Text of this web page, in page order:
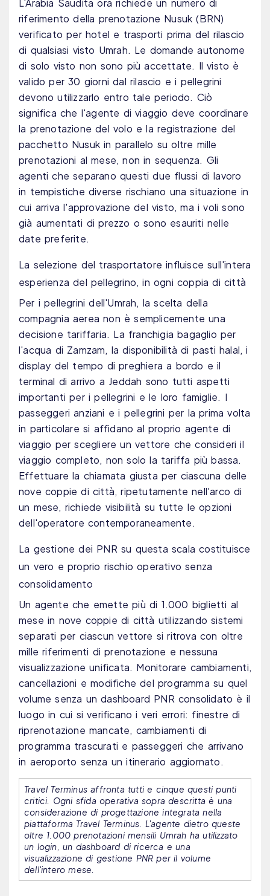
L'Arabia Saudita ora richiede un numero di
riferimento della prenotazione Nusuk (BRN)
verificato per hotel e trasporti prima del rilascio
di qualsiasi visto Umrah. Le domande autonome
di solo visto non sono più accettate. Il visto è
valido per 30 giorni dal rilascio e i pellegrini
devono utilizzarlo entro tale periodo. Ciò
significa che l'agente di viaggio deve coordinare
la prenotazione del volo e la registrazione del
pacchetto Nusuk in parallelo su oltre mille
prenotazioni al mese, non in sequenza. Gli
agenti che separano questi due flussi di lavoro
in tempistiche diverse rischiano una situazione in
cui arriva l'approvazione del visto, ma i voli sono
già aumentati di prezzo o sono esauriti nelle
date preferite.
La selezione del trasportatore influisce sull'intera
esperienza del pellegrino, in ogni coppia di città
Per i pellegrini dell'Umrah, la scelta della
compagnia aerea non è semplicemente una
decisione tariffaria. La franchigia bagaglio per
l'acqua di Zamzam, la disponibilità di pasti halal, i
display del tempo di preghiera a bordo e il
terminal di arrivo a Jeddah sono tutti aspetti
importanti per i pellegrini e le loro famiglie. I
passeggeri anziani e i pellegrini per la prima volta
in particolare si affidano al proprio agente di
viaggio per scegliere un vettore che consideri il
viaggio completo, non solo la tariffa più bassa.
Effettuare la chiamata giusta per ciascuna delle
nove coppie di città, ripetutamente nell'arco di
un mese, richiede visibilità su tutte le opzioni
dell'operatore contemporaneamente.
La gestione dei PNR su questa scala costituisce
un vero e proprio rischio operativo senza
consolidamento
Un agente che emette più di 1.000 biglietti al
mese in nove coppie di città utilizzando sistemi
separati per ciascun vettore si ritrova con oltre
mille riferimenti di prenotazione e nessuna
visualizzazione unificata. Monitorare cambiamenti,
cancellazioni e modifiche del programma su quel
volume senza un dashboard PNR consolidato è il
luogo in cui si verificano i veri errori: finestre di
riprenotazione mancate, cambiamenti di
programma trascurati e passeggeri che arrivano
in aeroporto senza un itinerario aggiornato.
Travel Terminus affronta tutti e cinque questi punti
critici. Ogni sfida operativa sopra descritta è una
considerazione di progettazione integrata nella
piattaforma Travel Terminus. L'agente dietro queste
oltre 1.000 prenotazioni mensili Umrah ha utilizzato
un login, un dashboard di ricerca e una
visualizzazione di gestione PNR per il volume
dell'intero mese.